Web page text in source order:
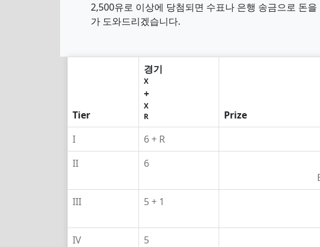
2,500유로 이상에 당첨되면 수표나 은행 송금으로 돈
가 도와드리겠습니다.
Tier
경기
X
+
X
R
Prize
I
6 + R
II
6
III 5 + 1
IV 5